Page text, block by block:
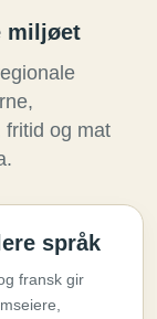
miljøet
fritid og mat
språk
fransk gir